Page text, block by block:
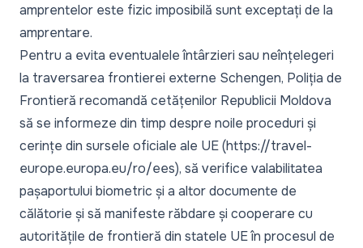
amprentelor este fizic imposibilă sunt exceptați de la
amprentare.
Pentru a evita eventualele întârzieri sau neînțelegeri
la traversarea frontierei externe Schengen, Poliția de
Frontieră recomandă cetățenilor Republicii Moldova
să se informeze din timp despre noile proceduri și
cerințe din sursele oficiale ale UE (https://travel-
europe.europa.eu/ro/ees), să verifice valabilitatea
pașaportului biometric și a altor documente de
călătorie și să manifeste răbdare și cooperare cu
autoritățile de frontieră din statele UE în procesul de